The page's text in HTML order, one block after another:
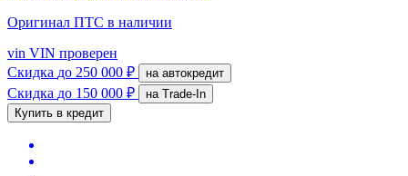
Оригинал ПТС в наличии
vin VIN проверен
Скидка до 250 000 ₽ на автокредит
Скидка до 150 000 ₽
на Trade-In
Купить в кредит